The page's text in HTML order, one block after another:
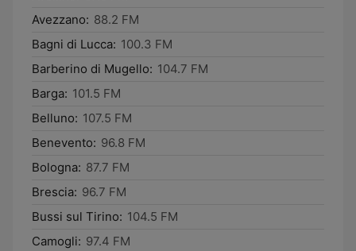
Avezzano: 88.2 FM
Bagni di Lucca: 100.3 FM
Barberino di Mugello: 104.7 FM
Barga: 101.5 FM
Belluno: 107.5 FM
Benevento: 96.8 FM
Bologna: 87.7 FM
Brescia: 96.7 FM
Bussi sul Tirino: 104.5 FM
Camogli: 97.4 FM